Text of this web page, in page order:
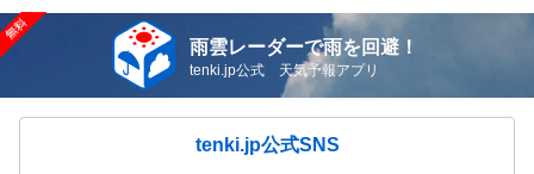
雨雲レーダーで雨を回避！
tenki.jp公式 天気予報アプリ
tenki.jp公式SNS